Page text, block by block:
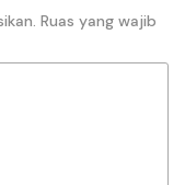
Ruas yang wajib